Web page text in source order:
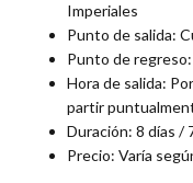
Imperiales
Punto de salida:
Punto de
Hora de salida:
partir
Duración: 8 días /
Precio: Varía